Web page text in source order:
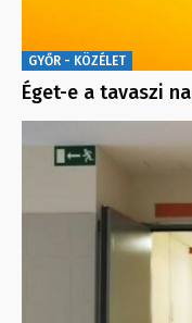
GYŐR - KÖZÉLET
Éget-e a tavaszi